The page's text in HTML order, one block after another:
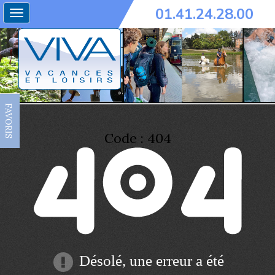
Toggle
navigation
01.41.24.28.00
FAVORIS Code : 404
Désolé, une erreur a été